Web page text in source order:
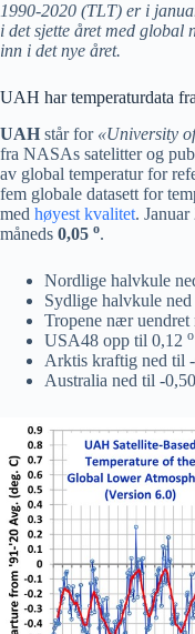
1990-2020 (TLT) er i
i det sjette året med global
inn i det nye året.
UAH har temperaturdata
UAH står for «University
fra NASAs satelitter og
av global temperatur for
fem globale datasett for
med høyest kvalitet.
måneds 0,05 o.
Nordlige halvkule
Sydlige halvkule
Tropene nær uendret
USA48 opp til 0,12 o
Arktis kraftig ned til
Australia ned til -0,50